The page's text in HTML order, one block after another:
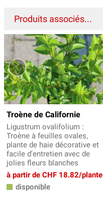
Produits associés...
Troène de Californie
Ligustrum ovalifolium :
Troène à feuilles ovales,
plante de haie décorative et
facile d'entretien avec de
jolies fleurs blanches
à partir de CHF 18.82/plante
disponible